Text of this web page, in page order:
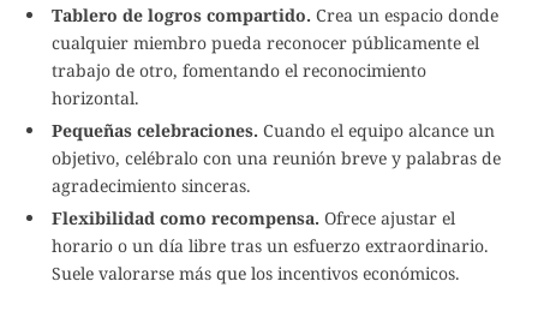
Tablero de logros compartido. Crea un espacio donde
cualquier miembro pueda reconocer públicamente el
trabajo de otro, fomentando el reconocimiento
horizontal.
Pequeñas celebraciones. Cuando el equipo alcance un
objetivo, celébralo con una reunión breve y palabras de
agradecimiento sinceras.
Flexibilidad como recompensa. Ofrece ajustar el
horario o un día libre tras un esfuerzo extraordinario.
Suele valorarse más que los incentivos económicos.